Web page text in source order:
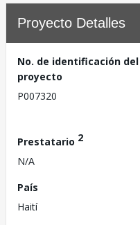
Proyecto Detalles
No. de identificación del
proyecto
P007320
Prestatario 2
N/A
País
Haití